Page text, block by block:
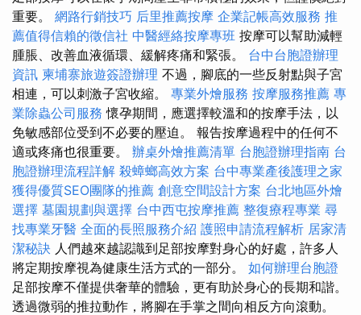
重要。 網路行銷技巧 后里推薦按摩 企業記帳高效服務 推
薦值得信賴的徵信社 中醫經絡按摩專班 按摩可以幫助減輕
腫脹、改善血液循環、緩解疼痛和緊張。 台中台胞證辦理
資訊 柬埔寨旅遊簽證辦理 不過，腳底的一些反射點與子宮
相連，可以刺激子宮收縮。 專業外燴服務 按摩服務推薦 專
業除蟲公司服務 懷孕期間，應選擇較溫和的按摩手法，以
免敏感部位受到不必要的壓迫。 報告按摩過程中的任何不
適或疼痛也很重要。 辦桌外燴推薦清單 台胞證辦理指南 台
胞證辦理流程詳解 殺蟑螂高效方案 台中專業產後護理之家
獲得優質SEO團隊的推薦 創意空間設計方案 台北地區外燴
選擇 墓園規劃與選擇 台中西屯按摩推薦 整復療程專業 尋
找專業牙醫 全面的長照服務介紹 護照申請流程解析 居家清
潔秘訣 人們越來越認識到足部按摩對身心的好處，許多人
將定期按摩視為健康生活方式的一部分。 如何辦理台胞證
足部按摩不僅提供奢華的體驗，更有助於身心的長期和諧。
透過微弱的推拉動作，將腳在手掌之間向相反方向滾動。